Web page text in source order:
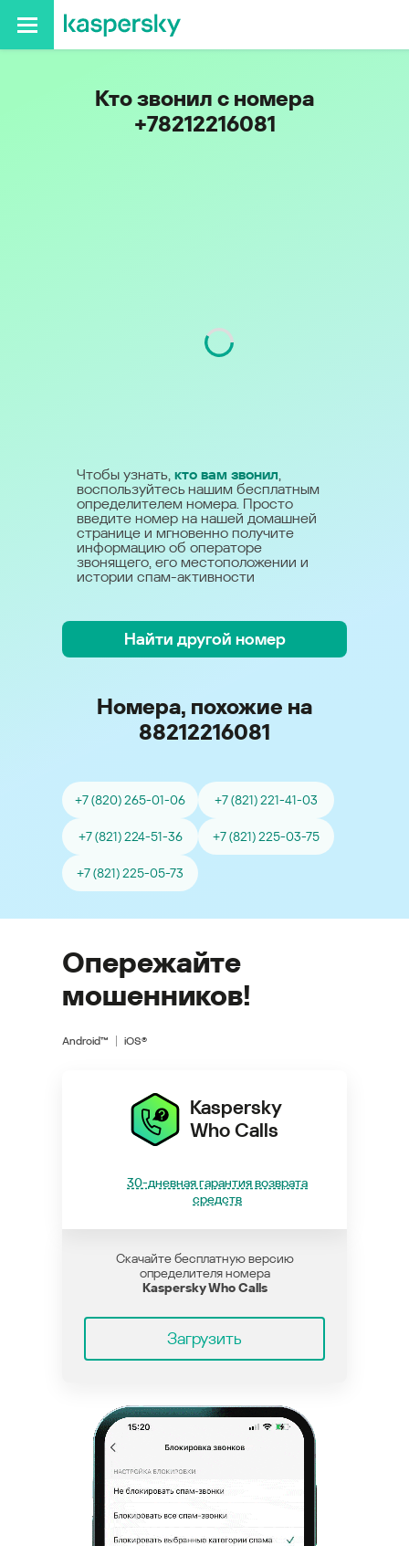
Кто звонил с номера
+78212216081
Чтобы узнать, кто вам звонил,
воспользуйтесь нашим бесплатным
определителем номера. Просто
введите номер на нашей домашней
странице и мгновенно получите
информацию об операторе
звонящего, его местоположении и
истории спам-активности
Найти другой номер
Номера, похожие на
88212216081
+7 (820) 265-01-06 +7 (821) 221-41-03
+7 (821) 224-51-36 +7 (821) 225-03-75
+7 (821) 225-05-73
Опережайте
мошенников!
Android™ iOS®
Kaspersky
Who Calls
30-дневная гарантия возврата
средств
Скачайте бесплатную версию
определителя номера
Kaspersky Who Calls
Загрузить